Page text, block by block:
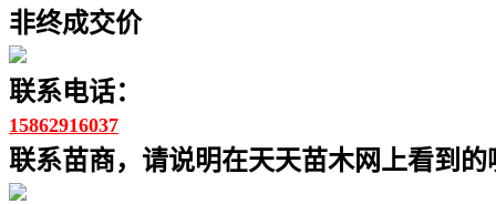
非终成交价
联系电话：
15862916037
联系苗商，请说明在天天苗木网上看到的